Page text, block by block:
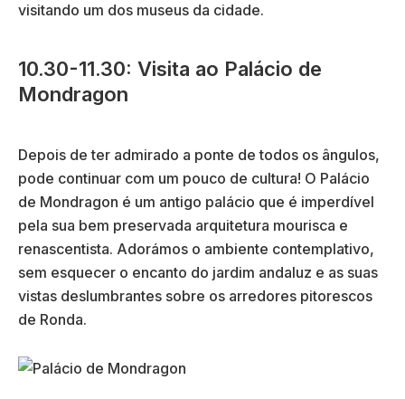
visitando um dos museus da cidade.
10.30-11.30: Visita ao Palácio de
Mondragon
Depois de ter admirado a ponte de todos os ângulos,
pode continuar com um pouco de cultura! O Palácio
de Mondragon é um antigo palácio que é imperdível
pela sua bem preservada arquitetura mourisca e
renascentista. Adorámos o ambiente contemplativo,
sem esquecer o encanto do jardim andaluz e as suas
vistas deslumbrantes sobre os arredores pitorescos
de Ronda.